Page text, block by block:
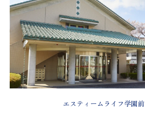
エスティームライフ学園前